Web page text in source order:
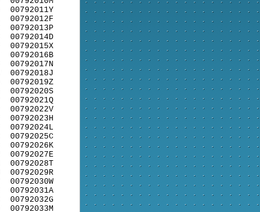
00792011Y
00792012F
00792013P
00792014D
00792015X
00792016B
00792017N
00792018J
00792019Z
00792020S
00792021Q
00792022V
00792023H
00792024L
00792025C
00792026K
00792027E
00792028T
00792029R
00792030W
00792031A
00792032G
00792033M